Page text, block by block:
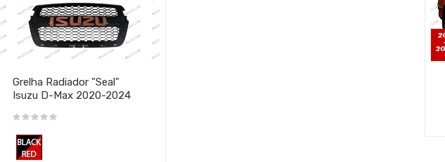
Grelha Radiador "Seal"
Isuzu D-Max 2020-2024